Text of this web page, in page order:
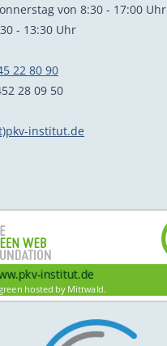
von 8:30 - 17:00 Uhr
- 13:30 Uhr
22 80 90
28 09 50
institut.de